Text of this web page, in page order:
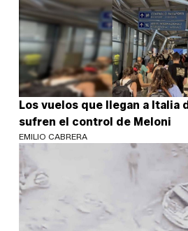
Los vuelos que llegan a Italia
sufren el control de Meloni
EMILIO CABRERA